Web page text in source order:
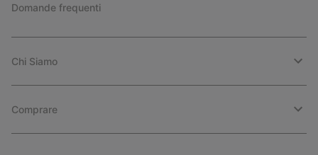
Domande frequenti
Chi Siamo
Comprare